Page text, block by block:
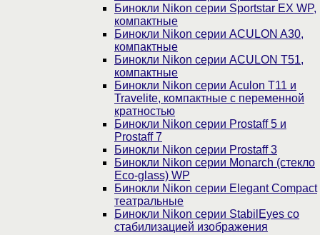
Бинокли Nikon серии Sportstar EX WP,
компактные
Бинокли Nikon серии ACULON A30,
компактные
Бинокли Nikon серии ACULON Т51,
компактные
Бинокли Nikon серии Aculon T11 и
Travelite, компактные с переменной
кратностью
Бинокли Nikon серии Prostaff 5 и
Prostaff 7
Бинокли Nikon серии Prostaff 3
Бинокли Nikon серии Monarch (стекло
Eco-glass) WP
Бинокли Nikon серии Elegant Compact
театральные
Бинокли Nikon серии StabilEyes со
стабилизацией изображения